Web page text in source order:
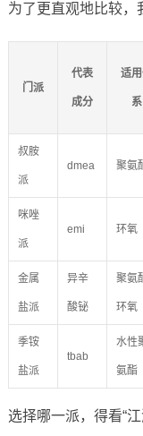
为了更直观地比较，
门派
代表
成分
适
系
叔胺
派
dmea 聚氨
咪唑
派
emi 环氧
金属
盐派
异辛
酸铋
聚氨
环氧
季铵
盐派
tbab
水性
氨酯
选择哪一派，得看“